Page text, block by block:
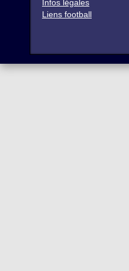
Infos légales
Liens football